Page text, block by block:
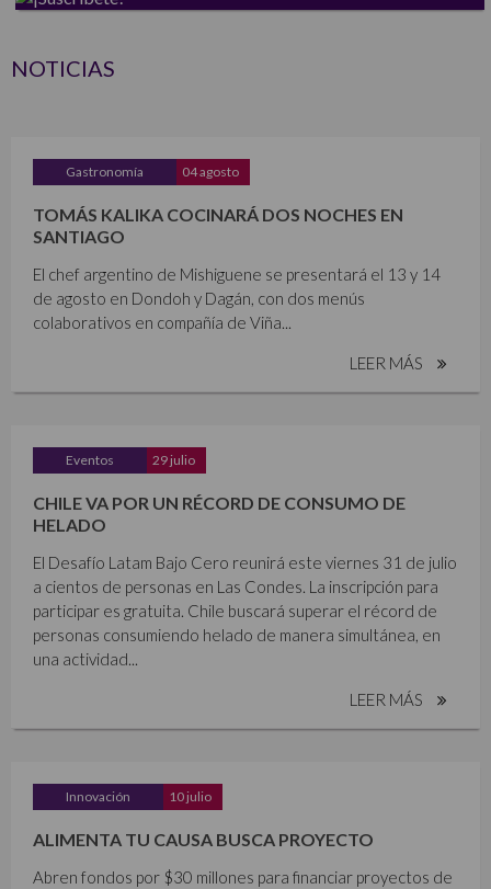
NOTICIAS
Gastronomía 04 agosto
TOMÁS KALIKA COCINARÁ DOS NOCHES EN
SANTIAGO
El chef argentino de Mishiguene se presentará el 13 y 14
de agosto en Dondoh y Dagán, con dos menús
colaborativos en compañía de Viña...
LEER MÁS
Eventos 29 julio
CHILE VA POR UN RÉCORD DE CONSUMO DE
HELADO
El Desafío Latam Bajo Cero reunirá este viernes 31 de julio
a cientos de personas en Las Condes. La inscripción para
participar es gratuita. Chile buscará superar el récord de
personas consumiendo helado de manera simultánea, en
una actividad...
LEER MÁS
Innovación 10 julio
ALIMENTA TU CAUSA BUSCA PROYECTO
Abren fondos por $30 millones para financiar proyectos de